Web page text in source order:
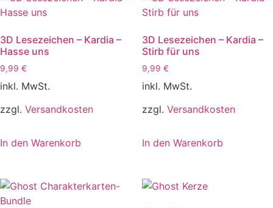
3D Lesezeichen – Kardia –
Hasse uns
9,99 €
inkl. MwSt.
zzgl. Versandkosten
In den Warenkorb
3D Lesezeichen – Kardia –
Stirb für uns
9,99 €
inkl. MwSt.
zzgl. Versandkosten
In den Warenkorb